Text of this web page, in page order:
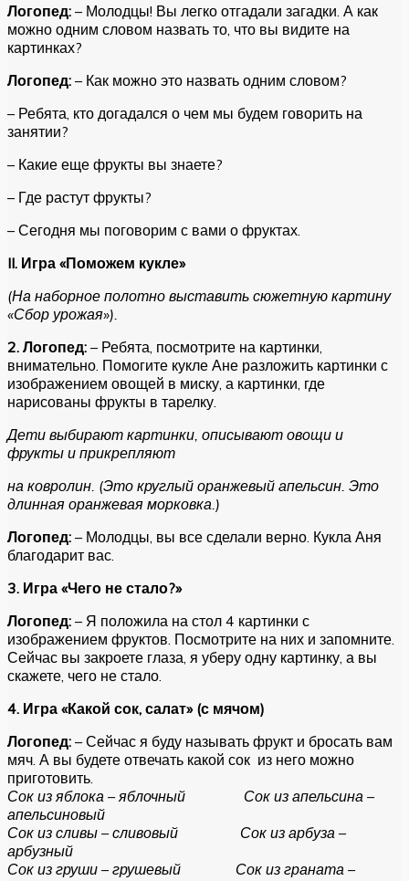
Логопед: – Молодцы! Вы легко отгадали загадки. А как
можно одним словом назвать то, что вы видите на
картинках?
Логопед: – Как можно это назвать одним словом?
– Ребята, кто догадался о чем мы будем говорить на
занятии?
– Какие еще фрукты вы знаете?
– Где растут фрукты?
– Сегодня мы поговорим с вами о фруктах.
II. Игра «Поможем кукле»
(На наборное полотно выставить сюжетную картину
«Сбор урожая»).
2. Логопед: – Ребята, посмотрите на картинки,
внимательно. Помогите кукле Ане разложить картинки с
изображением овощей в миску, а картинки, где
нарисованы фрукты в тарелку.
Дети выбирают картинки, описывают овощи и
фрукты и прикрепляют
на ковролин. (Это круглый оранжевый апельсин. Это
длинная оранжевая морковка.)
Логопед: – Молодцы, вы все сделали верно. Кукла Аня
благодарит вас.
3. Игра «Чего не стало?»
Логопед: – Я положила на стол 4 картинки с
изображением фруктов. Посмотрите на них и запомните.
Сейчас вы закроете глаза, я уберу одну картинку, а вы
скажете, чего не стало.
4. Игра «Какой сок, салат» (с мячом)
Логопед: – Сейчас я буду называть фрукт и бросать вам
мяч. А вы будете отвечать какой сок из него можно
приготовить.
Сок из яблока – яблочный Сок из апельсина –
апельсиновый
Сок из сливы – сливовый Сок из арбуза –
арбузный
Сок из груши – грушевый Сок из граната –